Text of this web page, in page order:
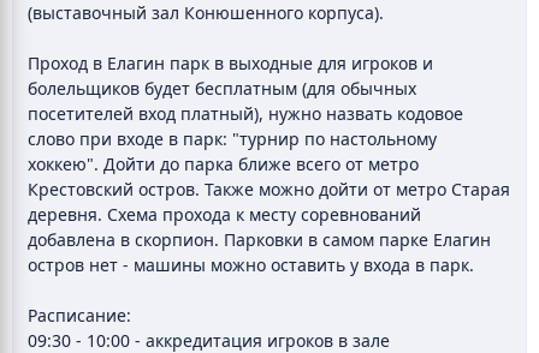
(выставочный зал Конюшенного корпуса).
Проход в Елагин парк в выходные для игроков и
болельщиков будет бесплатным (для обычных
посетителей вход платный), нужно назвать кодовое
слово при входе в парк: "турнир по настольному
хоккею". Дойти до парка ближе всего от метро
Крестовский остров. Также можно дойти от метро Старая
деревня. Схема прохода к месту соревнований
добавлена в скорпион. Парковки в самом парке Елагин
остров нет - машины можно оставить у входа в парк.
Расписание:
09:30 - 10:00 - аккредитация игроков в зале